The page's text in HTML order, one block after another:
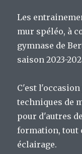
Les
mur spéléo, à
gymnase de
saison 2023-
C'est
techniques de
pour d'autres
formation, tout
éclairage.